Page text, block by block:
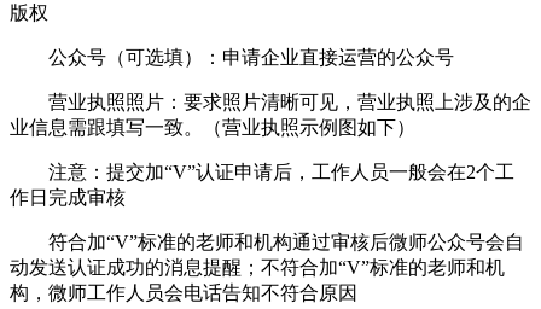
版权
公众号（可选填）：申请企业直接运营的公众号
营业执照照片：要求照片清晰可见，营业执照上涉及的企
业信息需跟填写一致。（营业执照示例图如下）
注意：提交加“V”认证申请后，工作人员一般会在2个工
作日完成审核
符合加“V”标准的老师和机构通过审核后微师公众号会自
动发送认证成功的消息提醒；不符合加“V”标准的老师和机
构，微师工作人员会电话告知不符合原因